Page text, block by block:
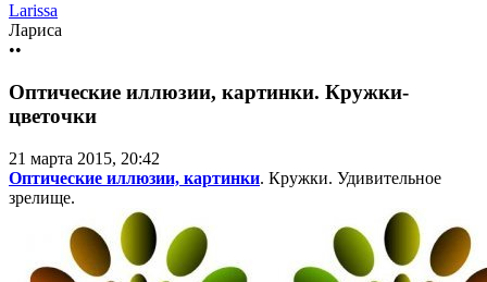
Larissa
Лариса
••
Оптические иллюзии, картинки. Кружки-
цветочки
21 марта 2015, 20:42
Оптические иллюзии, картинки. Кружки. Удивительное
зрелище.